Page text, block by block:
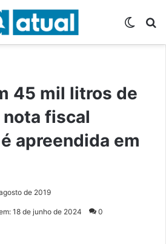
45 mil litros de
fiscal
apreendida em
de 2019
18 de junho de 2024 0